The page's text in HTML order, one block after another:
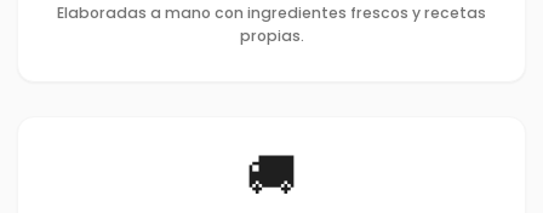
Elaboradas a mano con ingredientes frescos y recetas
propias.
🚚